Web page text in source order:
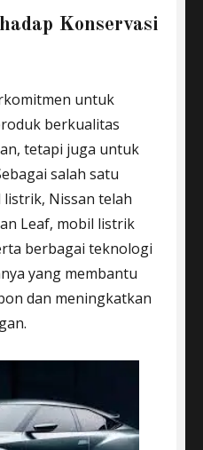
Konservasi
untuk
berkualitas
tetapi juga untuk
salah satu
Nissan telah
Leaf, mobil listrik
berbagai teknologi
yang membantu
dan meningkatkan